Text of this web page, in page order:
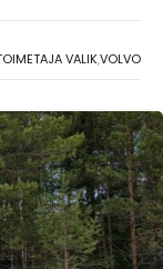
VALIK,VOLVO